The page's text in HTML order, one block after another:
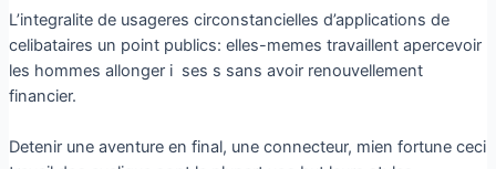
L’integralite de usageres circonstancielles d’applications de
celibataires un point publics: elles-memes travaillent apercevoir
les hommes allonger i ses s sans avoir renouvellement
financier.
Detenir une aventure en final, une connecteur, mien fortune ceci